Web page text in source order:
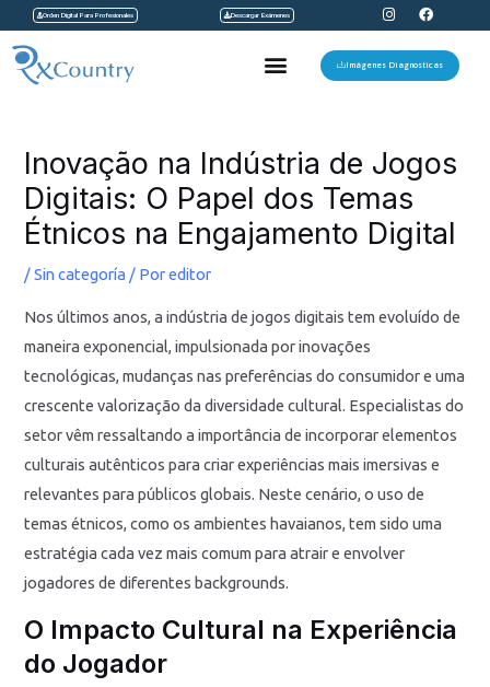
contenido
Orden Digital Para Profesionales Descargar Exámenes
I
n
s
t
a
F
a
c
e
b
Menu Imágenes Diagnosticas
Inovação na Indústria de Jogos
Digitais: O Papel dos Temas
Étnicos na Engajamento Digital
/Sin categoría / Poreditor
Nos últimos anos, a indústria de jogos digitais tem evoluído de
maneira exponencial, impulsionada por inovações
tecnológicas, mudanças nas preferências do consumidor e uma
crescente valorização da diversidade cultural. Especialistas do
setor vêm ressaltando a importância de incorporar elementos
culturais autênticos para criar experiências mais imersivas e
relevantes para públicos globais. Neste cenário, o uso de
temas étnicos, como os ambientes havaianos, tem sido uma
estratégia cada vez mais comum para atrair e envolver
jogadores de diferentes backgrounds.
O Impacto Cultural na Experiência
do Jogador
entradas